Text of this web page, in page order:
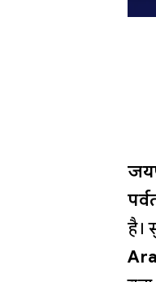
है।